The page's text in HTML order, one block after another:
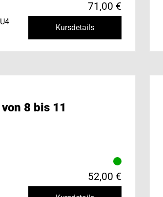
71,00 €
Kursdetails
8 bis 11
52,00 €